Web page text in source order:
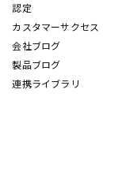
認定
カスタマーサクセス
会社ブログ
製品ブログ
連携ライブラリ